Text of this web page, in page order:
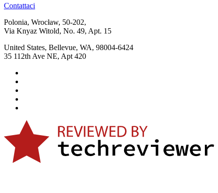
Contattaci
Polonia, Wrocław, 50-202,
Via Knyaz Witold, No. 49, Apt. 15
United States, Bellevue, WA, 98004-6424
35 112th Ave NE, Apt 420